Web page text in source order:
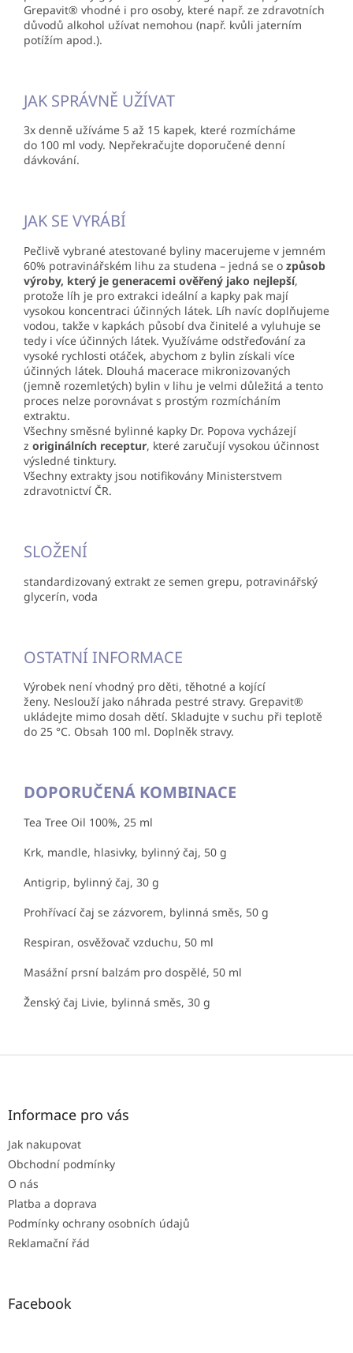
Grepavit® vhodné i pro osoby, které např. ze zdravotních
důvodů alkohol užívat nemohou (např. kvůli jaterním
potížím apod.).
JAK SPRÁVNĚ UŽÍVAT
3x denně užíváme 5 až 15 kapek, které rozmícháme
do 100 ml vody. Nepřekračujte doporučené denní
dávkování.
JAK SE VYRÁBÍ
Pečlivě vybrané atestované byliny macerujeme v jemném
60% potravinářském lihu za studena – jedná se o způsob
výroby, který je generacemi ověřený jako nejlepší,
protože líh je pro extrakci ideální a kapky pak mají
vysokou koncentraci účinných látek. Líh navíc doplňujeme
vodou, takže v kapkách působí dva činitelé a vyluhuje se
tedy i více účinných látek. Využíváme odstřeďování za
vysoké rychlosti otáček, abychom z bylin získali více
účinných látek. Dlouhá macerace mikronizovaných
(jemně rozemletých) bylin v lihu je velmi důležitá a tento
proces nelze porovnávat s prostým rozmícháním
extraktu.
Všechny směsné bylinné kapky Dr. Popova vycházejí
z originálních receptur, které zaručují vysokou účinnost
výsledné tinktury.
Všechny extrakty jsou notifikovány Ministerstvem
zdravotnictví ČR.
SLOŽENÍ
standardizovaný extrakt ze semen grepu, potravinářský
glycerín, voda
OSTATNÍ INFORMACE
Výrobek není vhodný pro děti, těhotné a kojící
ženy. Neslouží jako náhrada pestré stravy. Grepavit®
ukládejte mimo dosah dětí. Skladujte v suchu při teplotě
do 25 °C. Obsah 100 ml. Doplněk stravy.
DOPORUČENÁ KOMBINACE
Tea Tree Oil 100%, 25 ml
Krk, mandle, hlasivky, bylinný čaj, 50 g
Antigrip, bylinný čaj, 30 g
Prohřívací čaj se zázvorem, bylinná směs, 50 g
Respiran, osvěžovač vzduchu, 50 ml
Masážní prsní balzám pro dospělé, 50 ml
Ženský čaj Livie, bylinná směs, 30 g
Z
Informace pro vás
Jak nakupovat
Obchodní podmínky
O nás
Platba a doprava
Podmínky ochrany osobních údajů
Reklamační řád
Facebook